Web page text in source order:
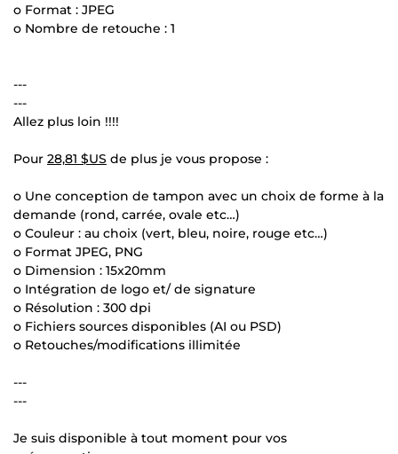
o Format : JPEG
o Nombre de retouche : 1
---
---
Allez plus loin !!!!
Pour 28,81 $US de plus je vous propose :
o Une conception de tampon avec un choix de forme à la
demande (rond, carrée, ovale etc…)
o Couleur : au choix (vert, bleu, noire, rouge etc…)
o Format JPEG, PNG
o Dimension : 15x20mm
o Intégration de logo et/ de signature
o Résolution : 300 dpi
o Fichiers sources disponibles (AI ou PSD)
o Retouches/modifications illimitée
---
---
Je suis disponible à tout moment pour vos